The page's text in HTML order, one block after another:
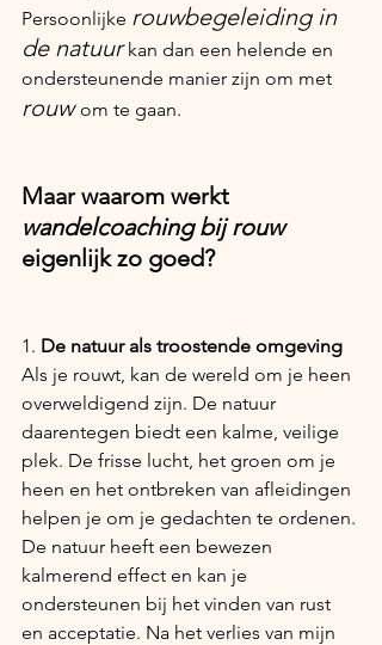
Persoonlijke rouwbegeleiding in
de natuur kan dan een helende en
ondersteunende manier zijn om met
rouw om te gaan.
Maar waarom werkt
wandelcoaching bij rouw
eigenlijk zo goed?
1. De natuur als troostende omgeving
Als je rouwt, kan de wereld om je heen
overweldigend zijn. De natuur
daarentegen biedt een kalme, veilige
plek. De frisse lucht, het groen om je
heen en het ontbreken van afleidingen
helpen je om je gedachten te ordenen.
De natuur heeft een bewezen
kalmerend effect en kan je
ondersteunen bij het vinden van rust
en acceptatie. Na het verlies van mijn